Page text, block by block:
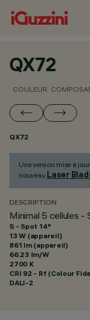
QX72
COULEUR
QX72
Une version mise à
nouveau Laser
DESCRIPTION
Minimal 5 cellules -
S - Spot 14°
13 W (appareil)
861 lm (appareil)
66.23 lm/W
2700 K
CRI 92 - Rf (Colour
DALI-2